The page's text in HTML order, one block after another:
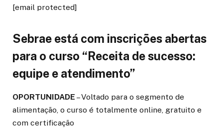
[email protected]
Sebrae está com inscrições abertas
para o curso “Receita de sucesso:
equipe e atendimento”
OPORTUNIDADE – Voltado para o segmento de
alimentação, o curso é totalmente online, gratuito e
com certificação